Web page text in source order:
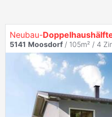
Neubau-
5141 Moosdorf / 105m² / 4